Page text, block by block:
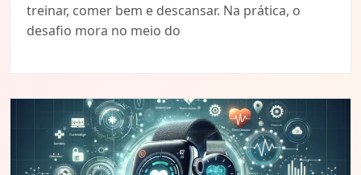
treinar, comer bem e descansar. Na prática, o
desafio mora no meio do